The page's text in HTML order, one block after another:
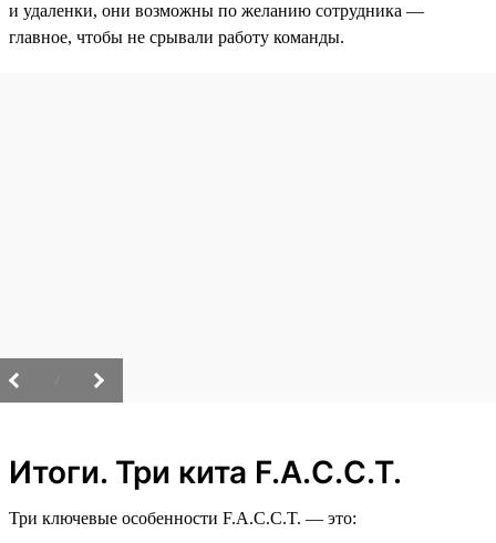
и удаленки, они возможны по желанию сотрудника —
главное, чтобы не срывали работу команды.
Итоги. Три кита F.A.C.C.T.
Три ключевые особенности F.A.C.C.T. — это: